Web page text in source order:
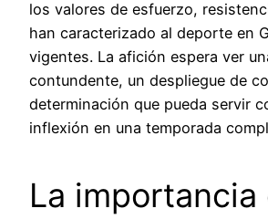
los valores de esfuerzo,
han caracterizado al deporte en
vigentes. La afición espera ver
contundente, un despliegue de
determinación que pueda servir
inflexión en una temporada
La importancia